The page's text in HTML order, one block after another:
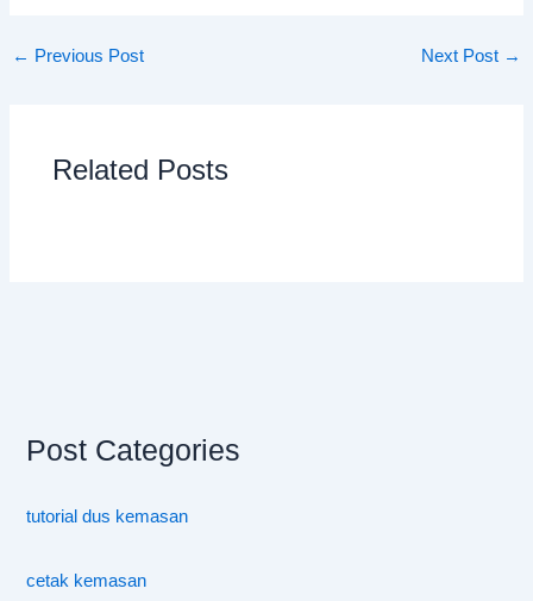
← Previous Post Next Post →
Related Posts
Post Categories
tutorial dus kemasan
cetak kemasan